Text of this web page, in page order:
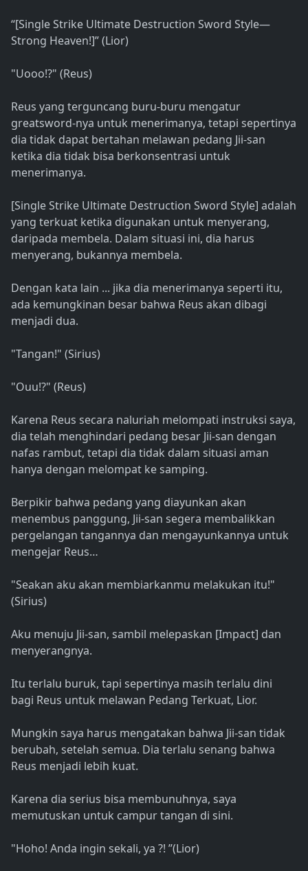
“[Single Strike Ultimate Destruction Sword Style—
Strong Heaven!]” (Lior)
"Uooo!?" (Reus)
Reus yang terguncang buru-buru mengatur
greatsword-nya untuk menerimanya, tetapi sepertinya
dia tidak dapat bertahan melawan pedang Jii-san
ketika dia tidak bisa berkonsentrasi untuk
menerimanya.
[Single Strike Ultimate Destruction Sword Style] adalah
yang terkuat ketika digunakan untuk menyerang,
daripada membela. Dalam situasi ini, dia harus
menyerang, bukannya membela.
Dengan kata lain ... jika dia menerimanya seperti itu,
ada kemungkinan besar bahwa Reus akan dibagi
menjadi dua.
"Tangan!" (Sirius)
"Ouu!?" (Reus)
Karena Reus secara naluriah melompati instruksi saya,
dia telah menghindari pedang besar Jii-san dengan
nafas rambut, tetapi dia tidak dalam situasi aman
hanya dengan melompat ke samping.
Berpikir bahwa pedang yang diayunkan akan
menembus panggung, Jii-san segera membalikkan
pergelangan tangannya dan mengayunkannya untuk
mengejar Reus…
"Seakan aku akan membiarkanmu melakukan itu!"
(Sirius)
Aku menuju Jii-san, sambil melepaskan [Impact] dan
menyerangnya.
Itu terlalu buruk, tapi sepertinya masih terlalu dini
bagi Reus untuk melawan Pedang Terkuat, Lior.
Mungkin saya harus mengatakan bahwa Jii-san tidak
berubah, setelah semua. Dia terlalu senang bahwa
Reus menjadi lebih kuat.
Karena dia serius bisa membunuhnya, saya
memutuskan untuk campur tangan di sini.
"Hoho! Anda ingin sekali, ya ?! ”(Lior)